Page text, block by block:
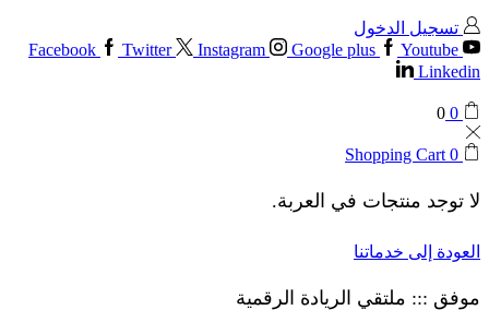
تسجيل الدخول
Facebook
Twitter Instagram Google plus
Youtube
Linkedin
0
0
0
Shopping Cart
لا توجد منتجات في العربة.
العودة إلى خدماتنا
موفق ::: ملتقي الريادة الرقمية